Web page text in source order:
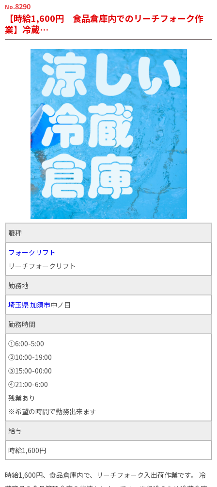
No.8290
【時給1,600円 食品倉庫内でのリーチフォーク作
業】冷蔵…
職種
フォークリフト
リーチフォークリフト
勤務地
埼玉県 加須市中ノ目
勤務時間
①6:00-5:00
②10:00-19:00
③15:00-00:00
④21:00-6:00
残業あり
※希望の時間で勤務出来ます
給与
時給1,600円
時給1,600円、食品倉庫内で、リーチフォーク入出荷作業です。 冷